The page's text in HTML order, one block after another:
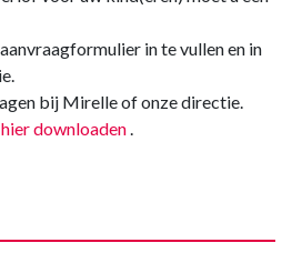
in te vullen en in
bij Mirelle of onze directie.
hier downloaden.